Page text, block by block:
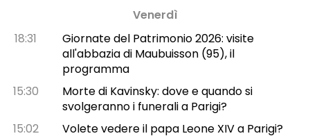
Venerdì
18:31
Giornate del Patrimonio 2026: visite
all'abbazia di Maubuisson (95), il
programma
15:30
Morte di Kavinsky: dove e quando si
svolgeranno i funerali a Parigi?
15:02
Volete vedere il papa Leone XIV a Parigi?